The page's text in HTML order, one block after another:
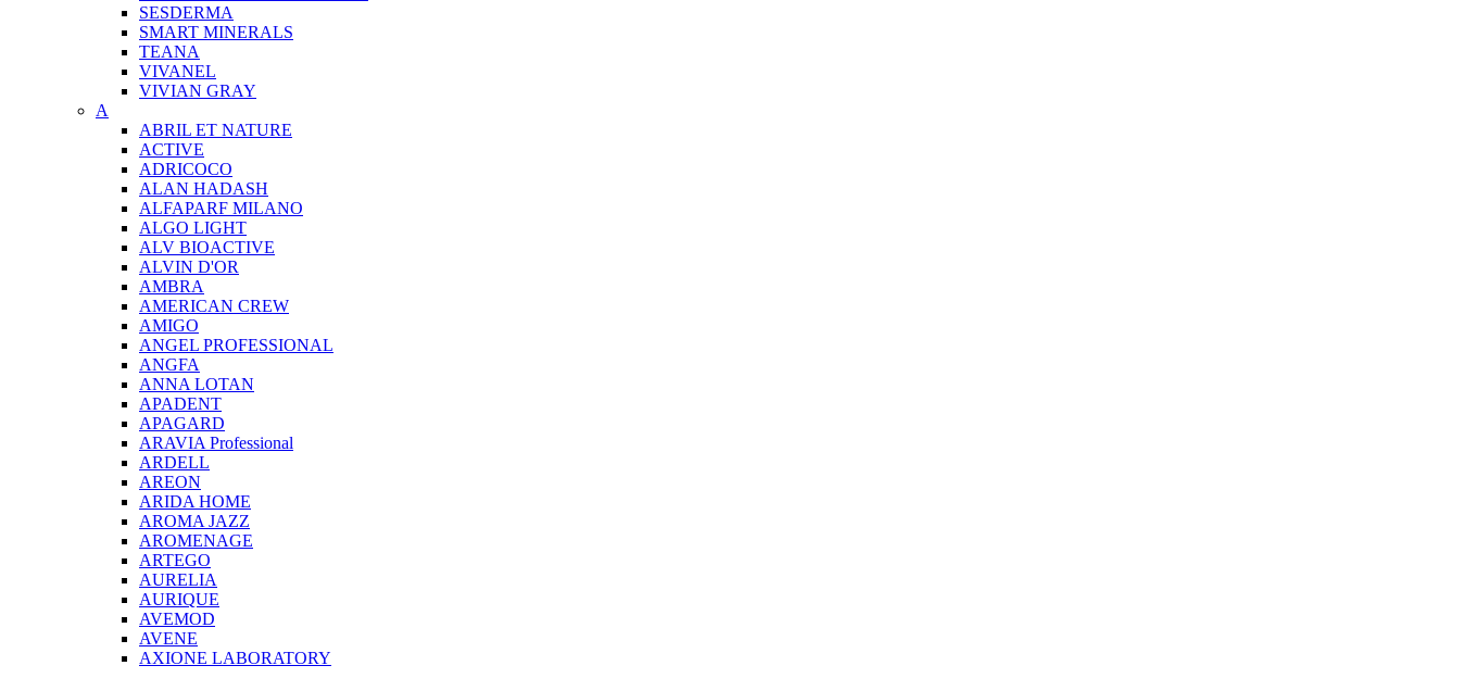
SESDERMA
SMART MINERALS
TEANA
VIVANEL
VIVIAN GRAY
A
ABRIL ET NATURE
ACTIVE
ADRICOCO
ALAN HADASH
ALFAPARF MILANO
ALGO LIGHT
ALV BIOACTIVE
ALVIN D'OR
AMBRA
AMERICAN CREW
AMIGO
ANGEL PROFESSIONAL
ANGFA
ANNA LOTAN
APADENT
APAGARD
ARAVIA Professional
ARDELL
AREON
ARIDA HOME
AROMA JAZZ
AROMENAGE
ARTEGO
AURELIA
AURIQUE
AVEMOD
AVENE
AXIONE LABORATORY